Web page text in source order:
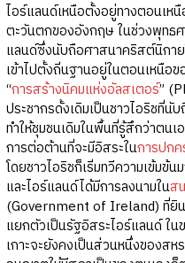
ไอร์แลนด์เหนือตั้งอยู่ทางตอนเห
ตะวันตกของอังกฤษ ในช่วงพุท
แลนด์ซึ่งนับถือศาสนาคริสต์นิกา
เข้าไปตั้งถิ่นฐานอยู่ในตอนเหนือ
“การสร้างนิคมแห่งอัลสเตอร์”
ประชากรดั้งเดิมเป็นชาวไอริชที่
ทำให้ชุมชนเดิมในพื้นที่รู้สึกว่าตน
การต่อต้านที่จะมีอิสระในการปก
โดยชาวไอริชก็เริ่มทวีความเข้ม
และไอร์แลนด์ได้มีการลงนามในส
(Government of Ireland) ที่ยิ
แยกตัวเป็นรัฐอิสระไอร์แลนด์ ใ
เกาะจะยังคงเป็นส่วนหนึ่งของส